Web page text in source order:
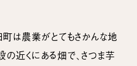
は農業がとてもさかんな地
の近くにある畑で、さつま芋